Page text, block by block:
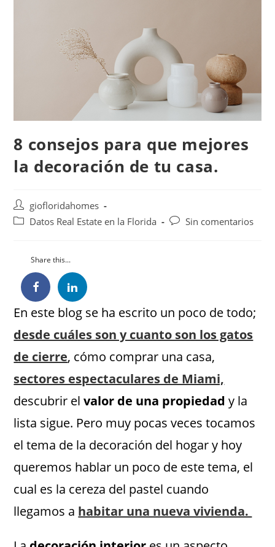
8 consejos para que mejores
la decoración de tu casa.
giofloridahomes
Datos Real Estate en la Florida
Sin comentarios
Share this...
En este blog se ha escrito un poco de todo;
desde cuáles son y cuanto son los gatos
de cierre, cómo comprar una casa,
sectores espectaculares de Miami,
descubrir el valor de una propiedad y la
lista sigue. Pero muy pocas veces tocamos
el tema de la decoración del hogar y hoy
queremos hablar un poco de este tema, el
cual es la cereza del pastel cuando
llegamos a habitar una nueva vivienda.